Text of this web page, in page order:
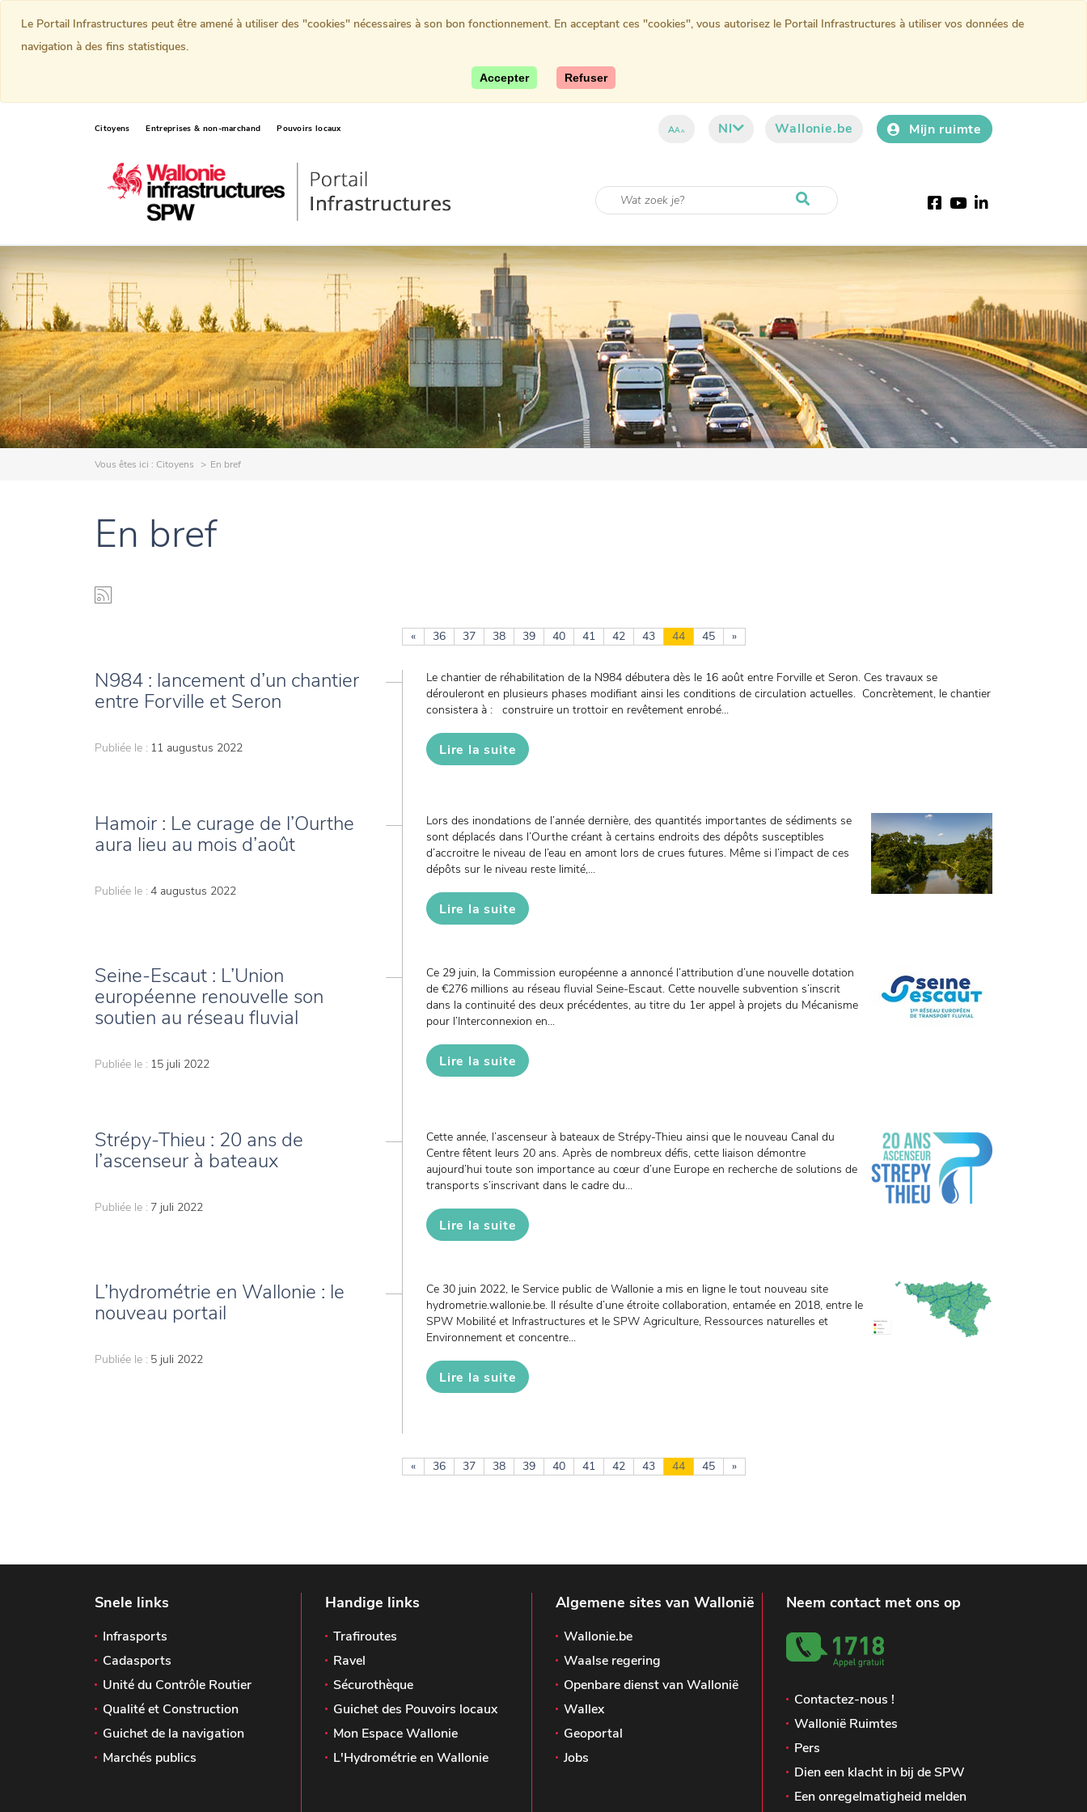
Citoyens Entreprises & non-marchand Pouvoirs locaux AAA Nl Wallonie.be Mijn ruimte
Facebook
YouTube
LinkedIn
Vous êtes ici : Citoyens En bref
En bref
« 36 37 38 39 40 41 42 43 44 45 »
N984 : lancement d’un chantier
entre Forville et Seron
Publiée le : 11 augustus 2022
Le chantier de réhabilitation de la N984 débutera dès le 16 août entre Forville et Seron. Ces travaux se
dérouleront en plusieurs phases modifiant ainsi les conditions de circulation actuelles. Concrètement, le chantier
consistera à : construire un trottoir en revêtement enrobé...
Lire la suite
Hamoir : Le curage de l’Ourthe
aura lieu au mois d’août
Publiée le : 4 augustus 2022
Lors des inondations de l’année dernière, des quantités importantes de sédiments se
sont déplacés dans l’Ourthe créant à certains endroits des dépôts susceptibles
d’accroitre le niveau de l’eau en amont lors de crues futures. Même si l’impact de ces
dépôts sur le niveau reste limité,...
Lire la suite
Seine-Escaut : L’Union
européenne renouvelle son
soutien au réseau fluvial
Publiée le : 15 juli 2022
Ce 29 juin, la Commission européenne a annoncé l’attribution d’une nouvelle dotation
de €276 millions au réseau fluvial Seine-Escaut. Cette nouvelle subvention s’inscrit
dans la continuité des deux précédentes, au titre du 1er appel à projets du Mécanisme
pour l’Interconnexion en...
Lire la suite
Strépy-Thieu : 20 ans de
l’ascenseur à bateaux
Publiée le : 7 juli 2022
Cette année, l’ascenseur à bateaux de Strépy-Thieu ainsi que le nouveau Canal du
Centre fêtent leurs 20 ans. Après de nombreux défis, cette liaison démontre
aujourd’hui toute son importance au cœur d’une Europe en recherche de solutions de
transports s’inscrivant dans le cadre du...
Lire la suite
L’hydrométrie en Wallonie : le
nouveau portail
Publiée le : 5 juli 2022
Ce 30 juin 2022, le Service public de Wallonie a mis en ligne le tout nouveau site
hydrometrie.wallonie.be. Il résulte d’une étroite collaboration, entamée en 2018, entre le
SPW Mobilité et Infrastructures et le SPW Agriculture, Ressources naturelles et
Environnement et concentre...
Lire la suite
« 36 37 38 39 40 41 42 43 44 45 »
Snele links
Infrasports
Cadasports
Unité du Contrôle Routier
Qualité et Construction
Guichet de la navigation
Marchés publics
Handige links
Trafiroutes
Ravel
Sécurothèque
Guichet des Pouvoirs locaux
Mon Espace Wallonie
L'Hydrométrie en Wallonie
Algemene sites van Wallonië
Wallonie.be
Waalse regering
Openbare dienst van Wallonië
Wallex
Geoportal
Jobs
Neem contact met ons op
Contactez-nous !
Wallonië Ruimtes
Pers
Dien een klacht in bij de SPW
Een onregelmatigheid melden
Le Portail Infrastructures peut être amené à utiliser des "cookies" nécessaires à son bon fonctionnement. En acceptant ces "cookies", vous autorisez le Portail Infrastructures à utiliser vos données de
navigation à des fins statistiques.
Accepter Refuser